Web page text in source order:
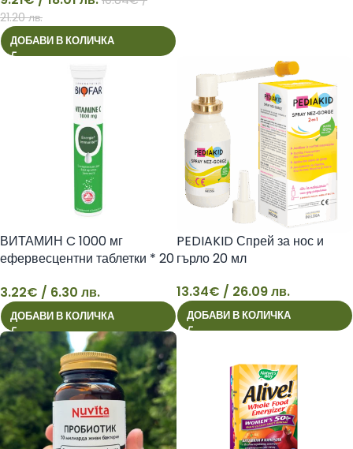
9
21.20 лв.
ДОБАВИ В КОЛИЧКА
3
ВИТАМИН C 1000 мг
ефервесцентни таблетки * 20
3.22€ / 6.30 лв.
ДОБАВИ В КОЛИЧКА
13
PEDIAKID Спрей за нос и
гърло 20 мл
13.34€ / 26.09 лв.
ДОБАВИ В КОЛИЧКА